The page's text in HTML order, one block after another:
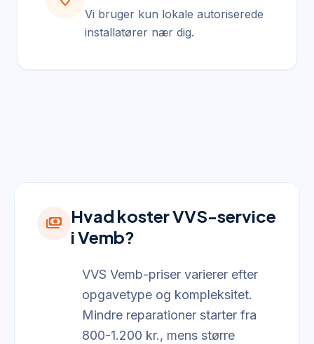
Vi bruger kun lokale autoriserede
installatører nær dig.
payments Hvad koster VVS-service
i Vemb?
VVS Vemb-priser varierer efter
opgavetype og kompleksitet.
Mindre reparationer starter fra
800-1.200 kr., mens større